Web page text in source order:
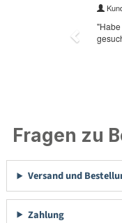
Fragen zu
Versand und
Zahlung